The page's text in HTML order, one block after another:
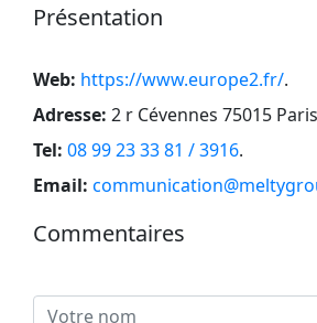
Présentation
Web: https://www.europe2.fr/.
Adresse: 2 r Cévennes 75015 Paris
Tel: 08 99 23 33 81 / 3916.
Email:
Commentaires